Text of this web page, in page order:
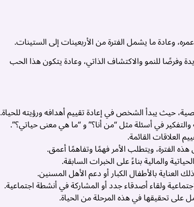
وعادة ما يشمل الفترة من الأربعينات إلى الستينات.
للنمو والاكتشاف الذاتي، وعادة يتكون هذا الحب
يبدأ الشخص في إعادة تقييم أهدافه ورؤيته للحياة.
في أسئلة مثل “من أنا؟” و “ما هي معنى حياتي؟”.
العلاقات القائمة.
الفترة، ويتطلب الأمر فهمًا وتفاهمًا أعمق.
والمالية بناءً على الخبرات السابقة.
العناية بالأطفال الكبار أو دعم الأهل المسنين.
ولقاء أصدقاء جدد أو المشاركة في أنشطة اجتماعية.
على تحقيقها في هذه المرحلة من الحياة.